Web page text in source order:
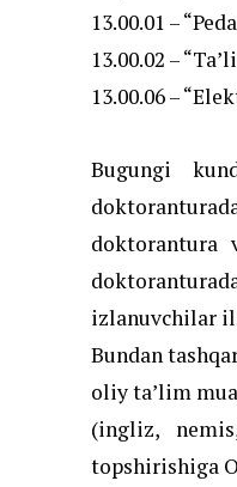
13.00.01 –
13.00.02 –
13.00.06 –
Bugungi
doktorantura
izlanuvchilar
Bundan
oliy ta’lim
(ingliz,
topshirishiga